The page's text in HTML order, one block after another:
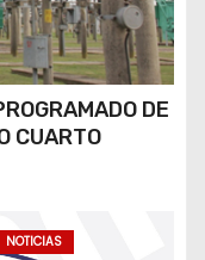
DE
CUARTO
NOTICIAS